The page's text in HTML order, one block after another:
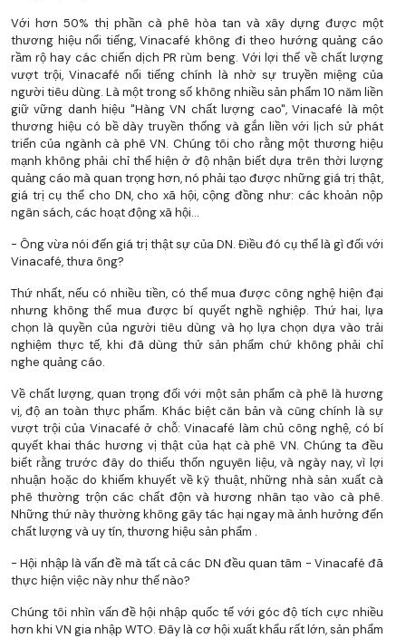
Với hơn 50% thị phần cà phê hòa tan và xây dựng được một
thương hiệu nổi tiếng, Vinacafé không đi theo hướng quảng cáo
rầm rộ hay các chiến dịch PR rùm beng. Với lợi thế về chất lượng
vượt trội, Vinacafé nổi tiếng chính là nhờ sự truyền miệng của
người tiêu dùng. Là một trong số không nhiều sản phẩm 10 năm liền
giữ vững danh hiệu "Hàng VN chất lượng cao", Vinacafé là một
thương hiệu có bề dày truyền thống và gắn liền với lịch sử phát
triển của ngành cà phê VN. Chúng tôi cho rằng một thương hiệu
mạnh không phải chỉ thể hiện ở độ nhận biết dựa trên thời lượng
quảng cáo mà quan trọng hơn, nó phải tạo được những giá trị thật,
giá trị cụ thể cho DN, cho xã hội, cộng đồng như: các khoản nộp
ngân sách, các hoạt động xã hội...
- Ông vừa nói đến giá trị thật sự của DN. Điều đó cụ thể là gì đối với
Vinacafé, thưa ông?
Thứ nhất, nếu có nhiều tiền, có thể mua được công nghệ hiện đại
nhưng không thể mua được bí quyết nghề nghiệp. Thứ hai, lựa
chọn là quyền của người tiêu dùng và họ lựa chọn dựa vào trải
nghiệm thực tế, khi đã dùng thử sản phẩm chứ không phải chỉ
nghe quảng cáo.
Về chất lượng, quan trọng đối với một sản phẩm cà phê là hương
vị, độ an toàn thực phẩm. Khác biệt căn bản và cũng chính là sự
vượt trội của Vinacafé ở chỗ: Vinacafé làm chủ công nghệ, có bí
quyết khai thác hương vị thật của hạt cà phê VN. Chúng ta đều
biết rằng trước đây do thiếu thốn nguyên liệu, và ngày nay, vì lợi
nhuận hoặc do khiếm khuyết về kỹ thuật, những nhà sản xuất cà
phê thường trộn các chất độn và hương nhân tạo vào cà phê.
Những thứ này thường không gây tác hại ngay mà ảnh hưởng đến
chất lượng và uy tín, thương hiệu sản phẩm .
- Hội nhập là vấn đề mà tất cả các DN đều quan tâm - Vinacafé đã
thực hiện việc này như thế nào?
Chúng tôi nhìn vấn đề hội nhập quốc tế với góc độ tích cực nhiều
hơn khi VN gia nhập WTO. Đây là cơ hội xuất khẩu rất lớn, sản phẩm